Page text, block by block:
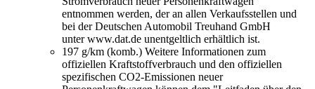
entnommen werden, der an allen Verkaufsstellen und
bei der Deutschen Automobil Treuhand GmbH
unter www.dat.de unentgeltlich erhältlich ist.
197 g/km (komb.) Weitere Informationen zum
offiziellen Kraftstoffverbrauch und den offiziellen
spezifischen CO2-Emissionen neuer